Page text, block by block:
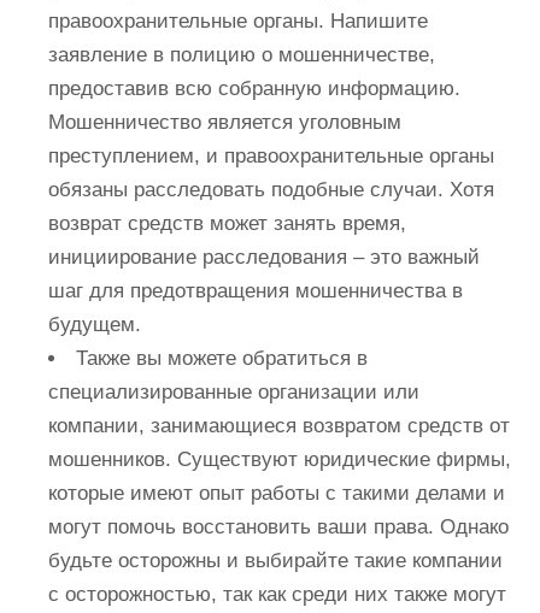
правоохранительные органы. Напишите
заявление в полицию о мошенничестве,
предоставив всю собранную информацию.
Мошенничество является уголовным
преступлением, и правоохранительные органы
обязаны расследовать подобные случаи. Хотя
возврат средств может занять время,
инициирование расследования – это важный
шаг для предотвращения мошенничества в
будущем.
Также вы можете обратиться в
специализированные организации или
компании, занимающиеся возвратом средств от
мошенников. Существуют юридические фирмы,
которые имеют опыт работы с такими делами и
могут помочь восстановить ваши права. Однако
будьте осторожны и выбирайте такие компании
с осторожностью, так как среди них также могут